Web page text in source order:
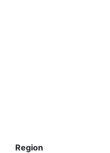
Region